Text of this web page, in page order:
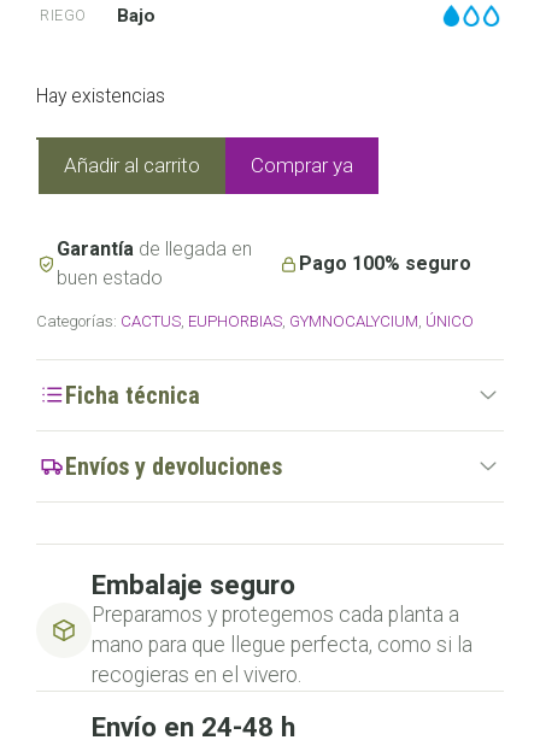
RIEGO Bajo
Hay existencias
Euphorbia
Añadir al carrito Comprar ya
Garantíade llegada en
buen estado
Pago 100% seguro
Categorías: CACTUS EUPHORBIAS GYMNOCALYCIUM ÚNICO
Ficha técnica
Envíos y devoluciones
Embalaje seguro
Preparamos y protegemos cada planta a
mano para que llegue perfecta, como si la
recogieras en el vivero.
Envío en 24-48 h